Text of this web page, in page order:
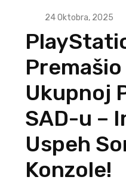
24 Oktobra, 2025
Premašio
Ukupnoj
SAD-u –
Uspeh
Konzole!